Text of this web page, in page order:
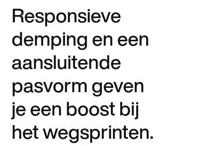
Responsieve
demping en een
aansluitende
pasvorm geven
je een boost bij
het wegsprinten.